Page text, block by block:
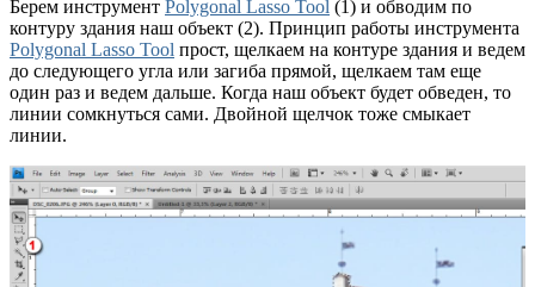
Берем инструмент Polygonal Lasso Tool (1) и обводим по
контуру здания наш объект (2). Принцип работы инструмента
Polygonal Lasso Tool прост, щелкаем на контуре здания и ведем
до следующего угла или загиба прямой, щелкаем там еще
один раз и ведем дальше. Когда наш объект будет обведен, то
линии сомкнуться сами. Двойной щелчок тоже смыкает
линии.